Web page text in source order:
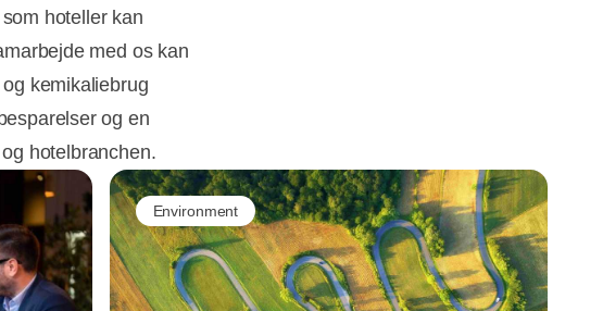
hoteller kan
med os kan
kemikaliebrug
og en
hotelbranchen.
Environment